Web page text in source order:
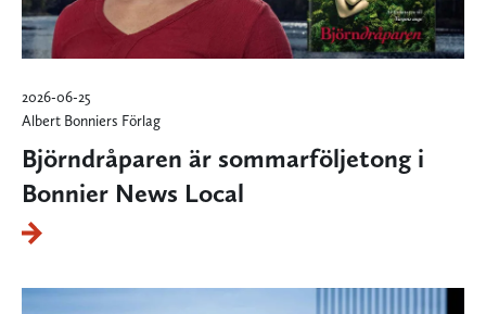
2026-06-25
Albert Bonniers Förlag
Björndråparen är sommarföljetong i
Bonnier News Local